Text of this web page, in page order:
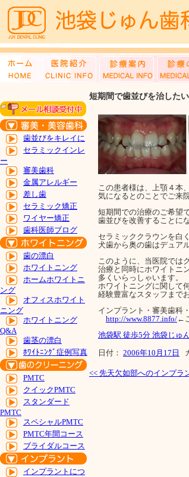
歯並びをキレイに
セラミックインレ
ー
審美歯科
金属アレルギー
差し歯
セラミック矯正
ワイヤー矯正
歯科医師ブログ
歯の漂白
ホワイトニング
ホームホワイトニ
ング
オフィスホワイト
ニング
ホワイトニング
Q&A
歯茎の漂白
ﾎﾜｲﾄﾆﾝｸﾞ症例写真
PMTC
クイックPMTC
スタンダード
PMTC
スペシャルPMTC
PMTC年間コース
ブライダルコース
インプラントにつ
短期間で歯並びを治したい
この患者様は、上顎４本
気になるとのことでご来
短期間での治療のご希望
歯並びを改善することに
セラミッククラウンを白
犬歯から奥の歯はデュア
このように、当医院では
治療と同時にホワイトニ
多くいらっしゃいます。
ホワイトニングに関して
経験豊富なスタッフまで
インプラント・審美歯科
http://www.8877.info/←
池袋駅 徒歩5分 池袋じゅ
日付： 2006年10月17日
<< 先天欠如部へのインプラ